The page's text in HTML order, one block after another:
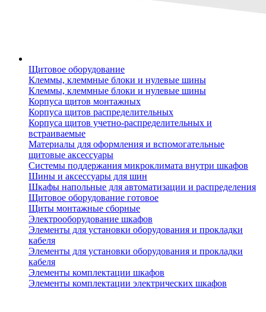
Щитовое оборудование
Клеммы, клеммные блоки и нулевые шины
Клеммы, клеммные блоки и нулевые шины
Корпуса щитов монтажных
Корпуса щитов распределительных
Корпуса щитов учетно-распределительных и
встраиваемые
Материалы для оформления и вспомогательные
щитовые аксессуары
Системы поддержания микроклимата внутри шкафов
Шины и аксессуары для шин
Шкафы напольные для автоматизации и распределения
Щитовое оборудование готовое
Щиты монтажные сборные
Электрооборудование шкафов
Элементы для установки оборудования и прокладки
кабеля
Элементы для установки оборудования и прокладки
кабеля
Элементы комплектации шкафов
Элементы комплектации электрических шкафов